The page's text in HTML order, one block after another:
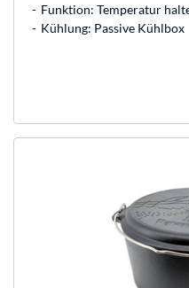
Funktion: Temperatur
Kühlung: Passive Kühlbox